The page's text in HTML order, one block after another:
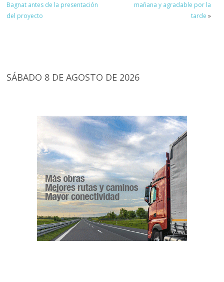
Bagnat antes de la presentación
del proyecto
mañana y agradable por la
tarde »
SÁBADO 8 DE AGOSTO DE 2026